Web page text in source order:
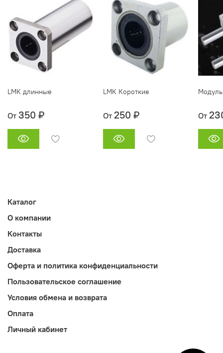
LMK длинные
От 350 ₽
LMK Короткие
От 250 ₽ От
Каталог
О компании
Контакты
Доставка
Оферта и политика конфиденциальности
Пользовательское соглашение
Условия обмена и возврата
Оплата
Личный кабинет